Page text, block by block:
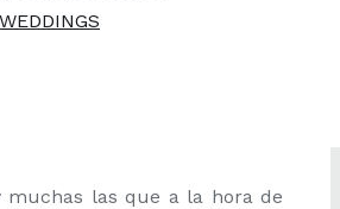
muchas las que a la hora de